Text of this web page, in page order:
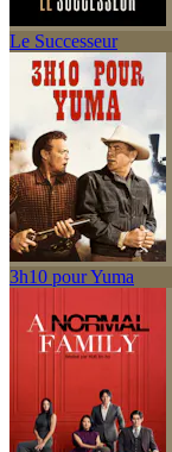
Le Successeur
3h10 pour Yuma